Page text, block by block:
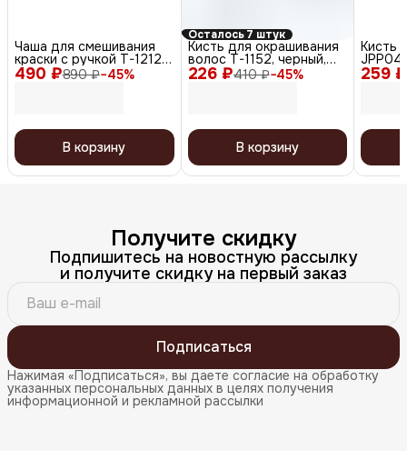
490 ₽890 ₽−45%
Чаша для смешивания
краски с ручкой T-1212С,
пластик, серый, 400 мл
В корзину
Осталось 7 штук
226 ₽410 ₽−45%
Кисть для окрашивания
волос T-1152, черный,
40 мм
В корзину
259 ₽
Кисть
45 мм
Получите скидку
Подпишитесь на новостную рассылку
и получите скидку на первый заказ
Подписаться
Нажимая «Подписаться», вы даете согласие на обработку
указанных персональных данных в целях получения
информационной и рекламной рассылки